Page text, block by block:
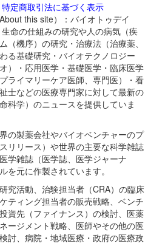
特定商取引法に基づく表示
this site）：バイオトゥデイ
生命の仕組みの研究や人の病気（疾
（機序）の研究・治療法（治療薬、
る基礎研究・バイオテクノロジー
）・応用医学・基礎医学・臨床医学
ライマリーケア医師、専門医）・看
士などの医療専門家に対して最新の
科学）のニュースを提供していま
の製薬会社やバイオベンチャーのプ
リリース）や世界の主要な科学雑誌
学雑誌（医学誌、医学ジャーナ
を元に作製されています。
究活動、治験担当者（CRA）の臨床
ティング担当者の販売戦略、ベンチ
資先（ファイナンス）の検討、医薬
ージメント戦略、医師やその他の医
討、病院・地域医療・政府の医療政